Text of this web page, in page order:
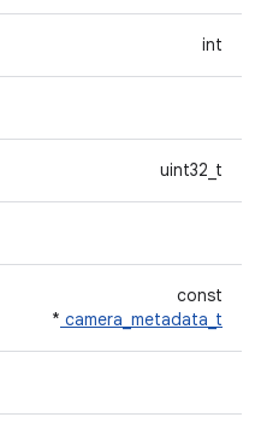
int
uint32_t
const
camera_metadata_t
*